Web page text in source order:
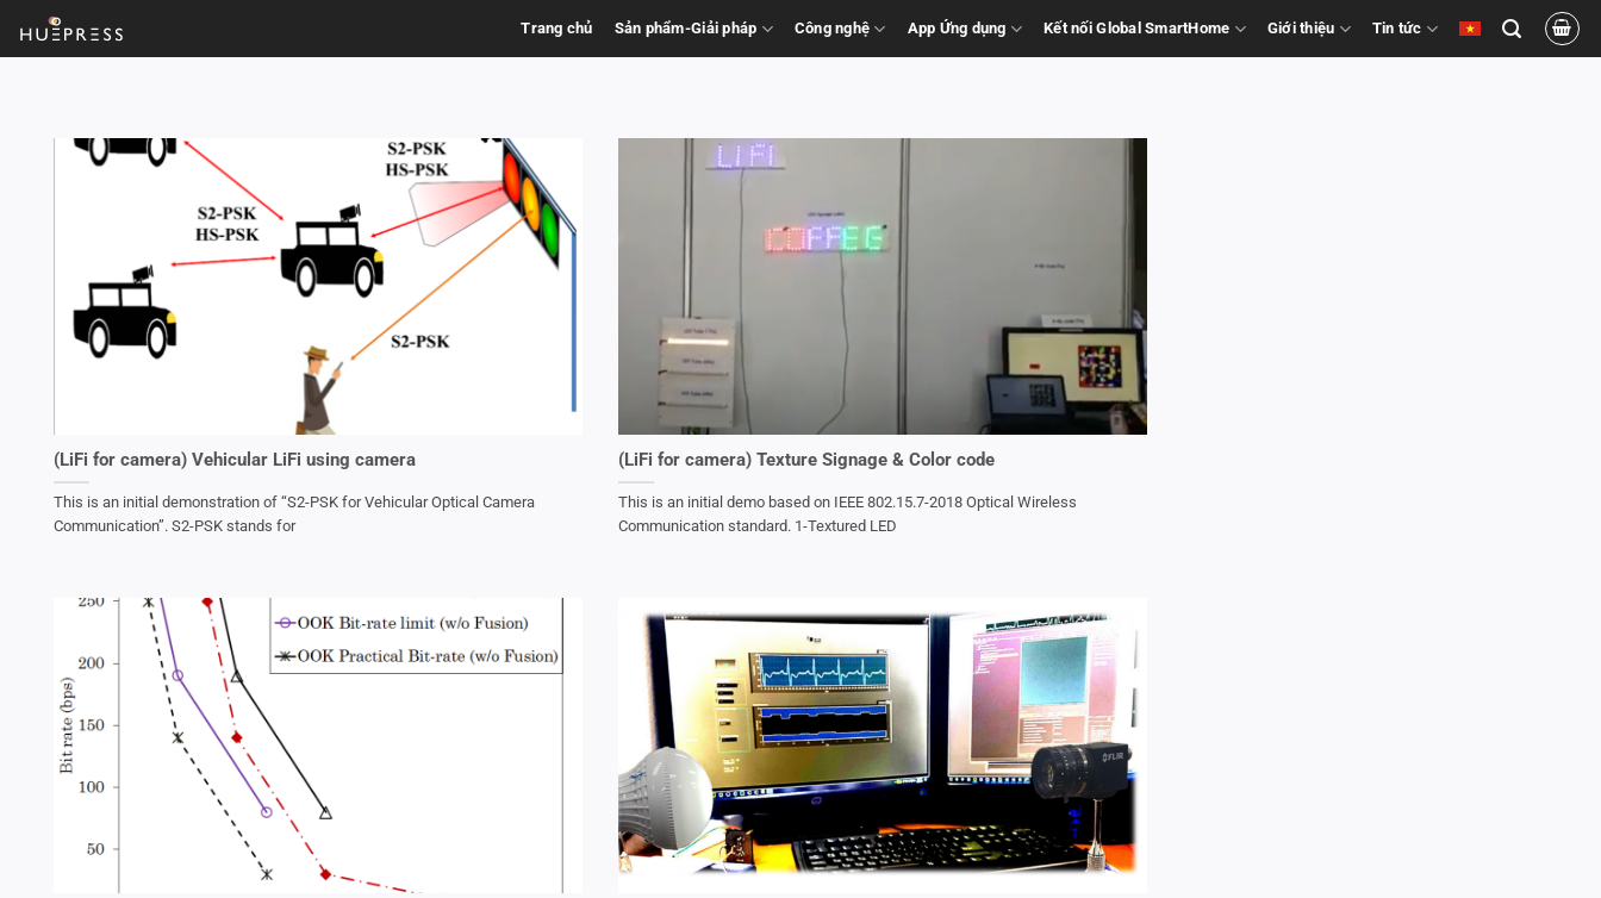
Trang chủ Sản phẩm-Giải pháp Công nghệ App Ứng dụng Kết nối Global SmartHome Giới thiệu Tin tức
(LiFi for camera) Vehicular LiFi using camera
This is an initial demonstration of “S2-PSK for Vehicular Optical Camera
Communication”. S2-PSK stands for
(LiFi for camera) Texture Signage & Color code
This is an initial demo based on IEEE 802.15.7-2018 Optical Wireless
Communication standard. 1-Textured LED